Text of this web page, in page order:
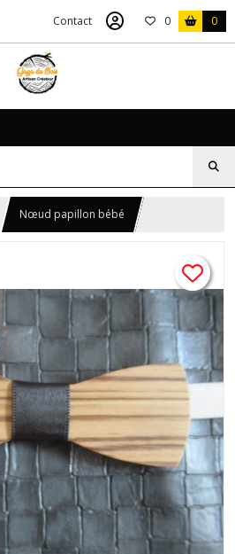
Contact 0 0
Nœud papillon bébé